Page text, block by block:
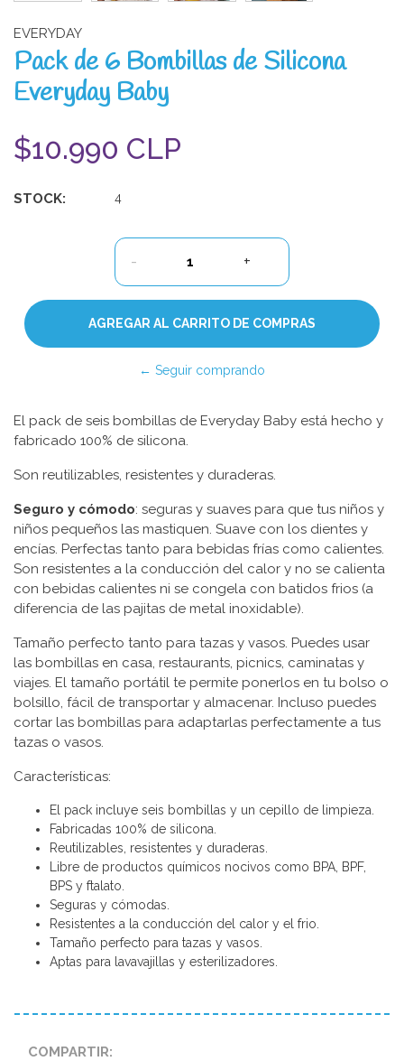
EVERYDAY
Pack de 6 Bombillas de Silicona
Everyday Baby
$10.990 CLP
STOCK: 4
- +
← Seguir comprando
El pack de seis bombillas de Everyday Baby está hecho y
fabricado 100% de silicona.
Son reutilizables, resistentes y duraderas.
Seguro y cómodo: seguras y suaves para que tus niños y
niños pequeños las mastiquen. Suave con los dientes y
encías. Perfectas tanto para bebidas frías como calientes.
Son resistentes a la conducción del calor y no se calienta
con bebidas calientes ni se congela con batidos frios (a
diferencia de las pajitas de metal inoxidable).
Tamaño perfecto tanto para tazas y vasos. Puedes usar
las bombillas en casa, restaurants, picnics, caminatas y
viajes. El tamaño portátil te permite ponerlos en tu bolso o
bolsillo, fácil de transportar y almacenar. Incluso puedes
cortar las bombillas para adaptarlas perfectamente a tus
tazas o vasos.
Características:
El pack incluye seis bombillas y un cepillo de limpieza.
Fabricadas 100% de silicona.
Reutilizables, resistentes y duraderas.
Libre de productos químicos nocivos como BPA, BPF,
BPS y ftalato.
Seguras y cómodas.
Resistentes a la conducción del calor y el frio.
Tamaño perfecto para tazas y vasos.
Aptas para lavavajillas y esterilizadores.
COMPARTIR: